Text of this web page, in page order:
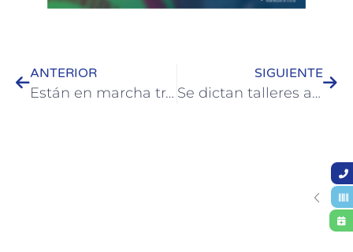
ANTERIOR
Están en marcha trabajos de restauración en la zona del bajo Parque Quirós
SIGUIENTE
Se dictan talleres a trabajadores municipales para abordar las violencias de género